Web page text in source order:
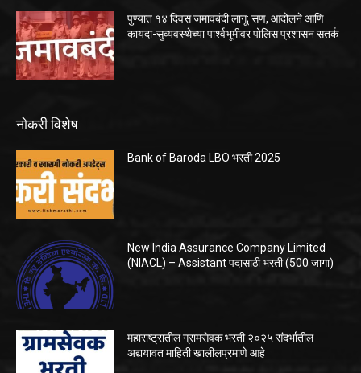
पुण्यात १४ दिवस जमावबंदी लागू; सण, आंदोलने आणि
कायदा-सुव्यवस्थेच्या पार्श्वभूमीवर पोलिस प्रशासन सतर्क
नोकरी विशेष
Bank of Baroda LBO भरती 2025
New India Assurance Company Limited
(NIACL) – Assistant पदासाठी भरती (500 जागा)
महाराष्ट्रातील ग्रामसेवक भरती २०२५ संदर्भातील
अद्ययावत माहिती खालीलप्रमाणे आहे